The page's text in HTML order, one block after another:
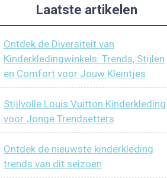
Laatste artikelen
Ontdek de Diversiteit van
Kinderkledingwinkels: Trends, Stijlen
en Comfort voor Jouw Kleintjes
Stijlvolle Louis Vuitton Kinderkleding
voor Jonge Trendsetters
Ontdek de nieuwste kinderkleding
trends van dit seizoen